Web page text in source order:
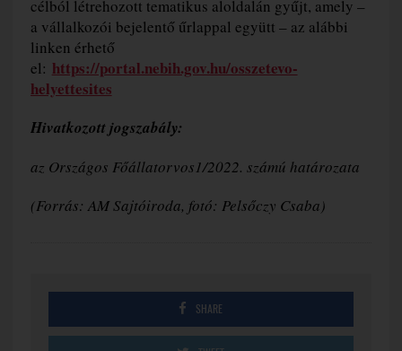
célból létrehozott tematikus aloldalán gyűjt, amely –
a vállalkozói bejelentő űrlappal együtt – az alábbi
linken érhető
el: https://portal.nebih.gov.hu/osszetevo-
helyettesites
Hivatkozott jogszabály:
az Országos Főállatorvos1/2022. számú határozata
(Forrás: AM Sajtóiroda, fotó: Pelsőczy Csaba)
SHARE